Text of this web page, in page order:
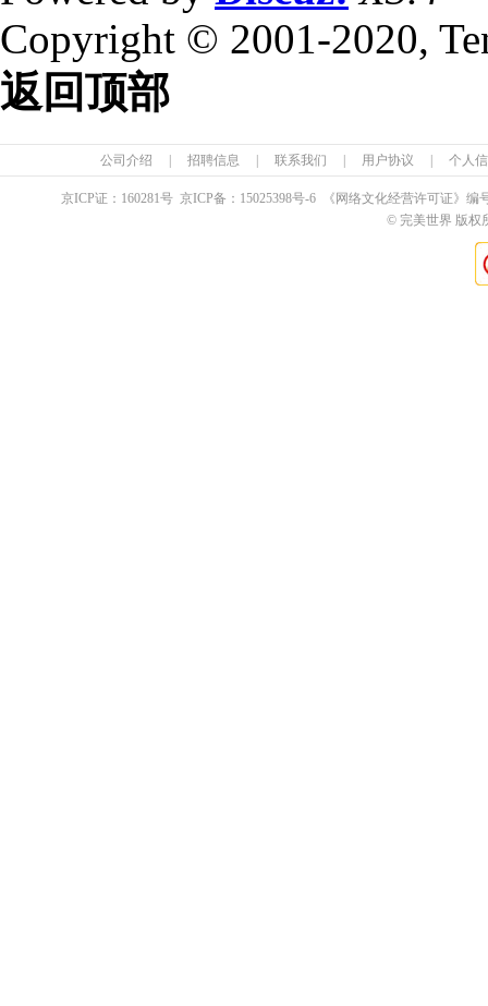
Copyright © 2001-2020,
返回顶部
公司介绍 招聘信息 联系我们 用户协议 个人
京ICP证： 160281号 京ICP备： 15025398号-6 《网络文化经营许可证》编
© 完美世界 版权